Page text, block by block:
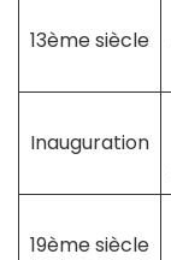
13ème siècle
Inauguration
19ème siècle